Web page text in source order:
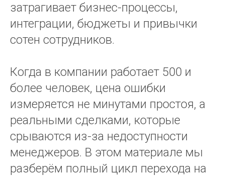
затрагивает бизнес-процессы,
интеграции, бюджеты и привычки
сотен сотрудников.
Когда в компании работает 500 и
более человек, цена ошибки
измеряется не минутами простоя, а
реальными сделками, которые
срываются из-за недоступности
менеджеров. В этом материале мы
разберём полный цикл перехода на